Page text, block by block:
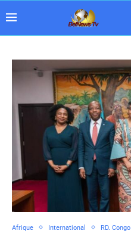
Afrique International RD. Congo